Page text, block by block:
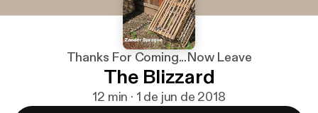
Thanks For Coming...Now Leave
The Blizzard
12 min · 1 de jun de 2018